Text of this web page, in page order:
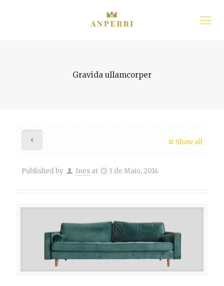
Gravida ullamcorper
Show all
Published by Ines at 3 de Maio, 2014